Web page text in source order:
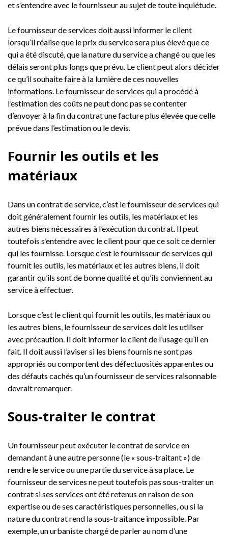
et s’entendre avec le fournisseur au sujet de toute inquiétude.
Le fournisseur de services doit aussi informer le client
lorsqu’il réalise que le prix du service sera plus élevé que ce
qui a été discuté, que la nature du service a changé ou que les
délais seront plus longs que prévu. Le client peut alors décider
ce qu’il souhaite faire à la lumière de ces nouvelles
informations. Le fournisseur de services qui a procédé à
l’estimation des coûts ne peut donc pas se contenter
d’envoyer à la fin du contrat une facture plus élevée que celle
prévue dans l’estimation ou le devis.
Fournir les outils et les
matériaux
Dans un contrat de service, c’est le fournisseur de services qui
doit généralement fournir les outils, les matériaux et les
autres biens nécessaires à l’exécution du contrat. Il peut
toutefois s’entendre avec le client pour que ce soit ce dernier
qui les fournisse. Lorsque c’est le fournisseur de services qui
fournit les outils, les matériaux et les autres biens, il doit
garantir qu’ils sont de bonne qualité et qu’ils conviennent au
service à effectuer.
Lorsque c’est le client qui fournit les outils, les matériaux ou
les autres biens, le fournisseur de services doit les utiliser
avec précaution. Il doit informer le client de l’usage qu’il en
fait. Il doit aussi l’aviser si les biens fournis ne sont pas
appropriés ou comportent des défectuosités apparentes ou
des défauts cachés qu’un fournisseur de services raisonnable
devrait remarquer.
Sous-traiter le contrat
Un fournisseur peut exécuter le contrat de service en
demandant à une autre personne (le « sous-traitant ») de
rendre le service ou une partie du service à sa place. Le
fournisseur de services ne peut toutefois pas sous-traiter un
contrat si ses services ont été retenus en raison de son
expertise ou de ses caractéristiques personnelles, ou si la
nature du contrat rend la sous-traitance impossible. Par
exemple, un urbaniste chargé de parler au nom d’une